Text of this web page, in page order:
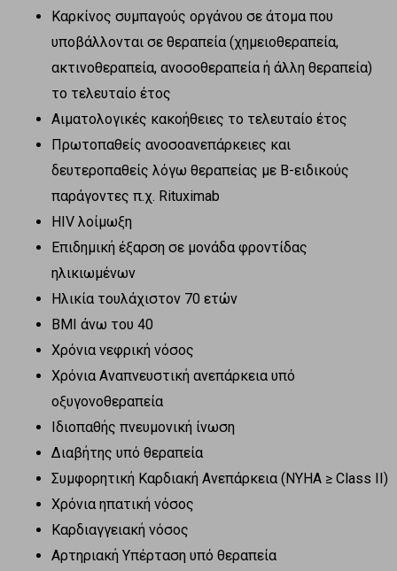
Καρκίνος συμπαγούς οργάνου σε άτομα που
υποβάλλονται σε θεραπεία (χημειοθεραπεία,
ακτινοθεραπεία, ανοσοθεραπεία ή άλλη θεραπεία)
το τελευταίο έτος
Αιματολογικές κακοήθειες το τελευταίο έτος
Πρωτοπαθείς ανοσοανεπάρκειες και
δευτεροπαθείς λόγω θεραπείας με Β-ειδικούς
παράγοντες π.χ. Rituximab
HIV λοίμωξη
Επιδημική έξαρση σε μονάδα φροντίδας
ηλικιωμένων
Ηλικία τουλάχιστον 70 ετών
BMI άνω του 40
Χρόνια νεφρική νόσος
Χρόνια Αναπνευστική ανεπάρκεια υπό
οξυγονοθεραπεία
Ιδιοπαθής πνευμονική ίνωση
Διαβήτης υπό θεραπεία
Συμφορητική Καρδιακή Ανεπάρκεια (ΝΥΗΑ ≥ Class II)
Χρόνια ηπατική νόσος
Καρδιαγγειακή νόσος
Αρτηριακή Υπέρταση υπό θεραπεία